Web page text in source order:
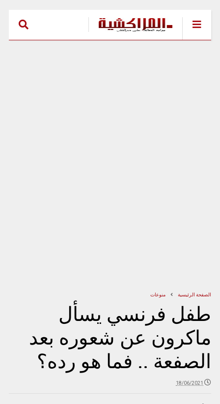
الصفحة الرئيسية منوعات
طفل فرنسي يسأل
ماكرون عن شعوره بعد
الصفعة .. فما هو رده؟
18/06/2021